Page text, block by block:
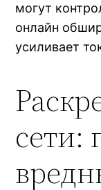
могут
онлайн
усиливает
сети: